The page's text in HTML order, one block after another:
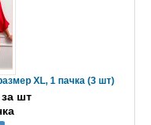
XL, 1 пачка (3 шт)
шт